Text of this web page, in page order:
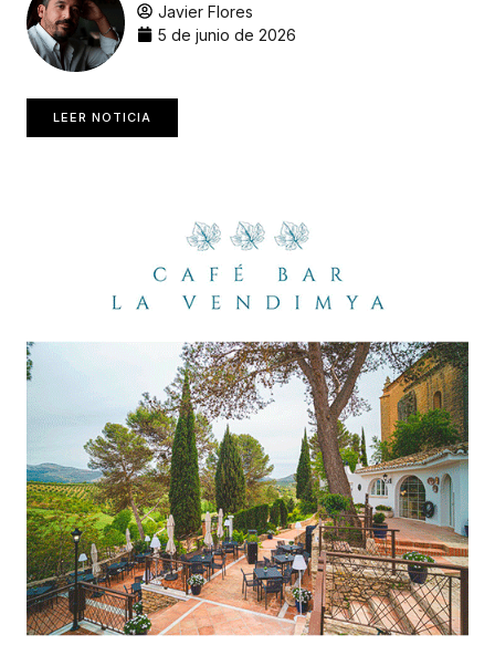
Javier Flores
5 de junio de 2026
LEER NOTICIA